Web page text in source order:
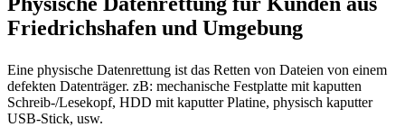
Friedrichshafen und Umgebung
Eine physische Datenrettung ist das Retten von Dateien von einem
defekten Datenträger. zB: mechanische Festplatte mit kaputten
Schreib-/Lesekopf, HDD mit kaputter Platine, physisch kaputter
USB-Stick, usw.